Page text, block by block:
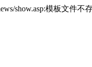
show.asp:模板文件不